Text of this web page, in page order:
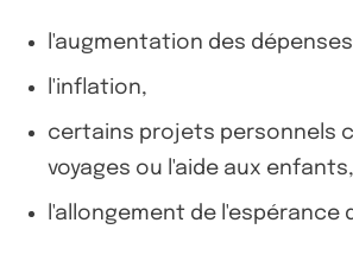
l'augmentation des
l'inflation,
certains projets personnels
voyages ou l'aide aux enfants,
l'allongement de l'espérance